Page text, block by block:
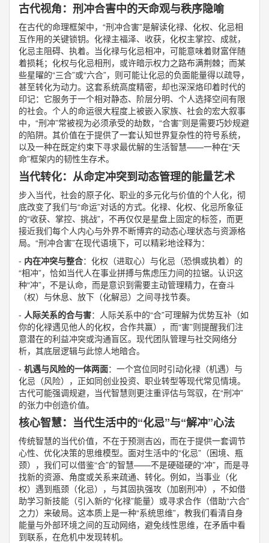
古代视角：刑冲合害中的天命观与秩序隐喻
在古代的命理框架中，“刑冲合害”是解读化禄、化权、化忌相
互作用的关键锁钥。化禄主福泽、收获，化权主掌控、成就，
化忌主阻碍、执着。当化禄与化忌相冲，可能意味着财富伴随
着损耗；化权与化忌相刑，或许暗示权力之路布满荆棘；而某
些星曜的“三合”或“六合”，则可能让化忌的负面能量得以疏导，
甚至转化为动力。这套系统高度精密，却也深深烙印着时代的
印记：它服务于一个相对静态、阶层分明、个人选择空间有限
的社会。个人的命运很大程度上被嵌入家族、社会的宏大叙事
中，“刑冲”常被视为必须承受的劫数，“合害”则是需要巧妙规避
的陷阱。其价值在于提供了一套认知世界复杂性的符号系统，
以及一种在既定约束下寻求最优解的生活智慧——一种在“天
命”框架内的韧性生存术。
当代转化：从命定冲突到动态管理的能量艺术
步入当代，社会的原子化、职业的多元化与价值的个人化，彻
底改变了我们与“命运”对话的方式。化禄、化权、化忌所象征
的“收获、掌控、挑战”，不再仅仅是星盘上固定的标签，而更
接近我们每个人内心与外界不断博弈的动态心理状态与资源格
局。“刑冲合害”在现代语境下，可以精彩地诠释为：
- 内在冲突与整合：化权（进取心）与化忌（恐惧或执着）的
“相冲”，恰如当代人在事业拼搏与焦虑压力间的拉锯。认识这
种“冲”，不是认命，而是意识到需要主动管理精力，在奋斗
（权）与休息、放下（化解忌）之间寻找节奏。
- 人际关系的合与害：人际关系中的“合”可理解为优势互补（如
你的化禄遇见他人的化权，合作共赢），而“害”则提醒我们注
意潜在的利益冲突或沟通盲区。现代团队管理与社交网络分
析，其底层逻辑与此惊人地暗合。
- 机遇与风险的一体两面：一个宫位同时引动化禄（机遇）与
化忌（风险），正如同创业投资、职业转型等现代常见情境。
古代可能强调规避，当代智慧则更注重评估与驾驭，在“刑冲”
的张力中创造价值。
核心智慧：当代生活中的“化忌”与“解冲”心法
传统智慧的当代价值，不在于预测吉凶，而在于提供一套调节
心性、优化决策的思维模型。面对生活中的“化忌”（困境、瓶
颈），我们可以借鉴“合”的智慧——不是硬碰硬的“冲”，而是寻
找新的资源、角度或关系来疏通、转化。例如，当事业（化
权）遇到瓶颈（化忌），与其固执强攻（加剧刑冲），不如借
助学习新技能（引入新的“化禄”能量）或寻求合作（借助“六合”
之力）来破局。这本质上是一种“系统思维”，教我们看清自身
能量与外部环境之间的互动网络，避免线性思维，在矛盾中看
到联系，在危机中发现转机。